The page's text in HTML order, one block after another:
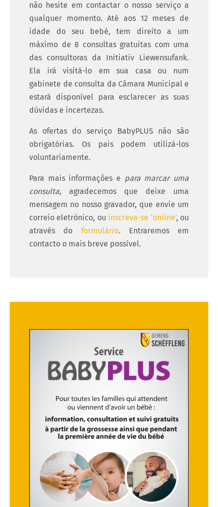
não hesite em contactar o nosso serviço a
qualquer momento. Até aos 12 meses de
idade do seu bebé, tem direito a um
máximo de 8 consultas gratuitas com uma
das consultoras da Initiativ Liewensufank.
Ela irá visitá-lo em sua casa ou num
gabinete de consulta da Câmara Municipal e
estará disponível para esclarecer as suas
dúvidas e incertezas.
As ofertas do serviço BabyPLUS não são
obrigatórias. Os pais podem utilizá-los
voluntariamente.
Para mais informações e para marcar uma
consulta, agradecemos que deixe uma
mensagem no nosso gravador, que envie um
correio eletrónico, ou inscreva-se ‘online’, ou
através do formulário. Entraremos em
contacto o mais breve possível.